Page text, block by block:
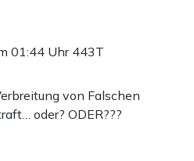
01:44 Uhr 443T
von Falschen
oder? ODER???